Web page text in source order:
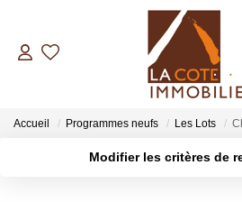
ACHETER
Accueil Programmes neufs Les Lots
Modifier les critères de